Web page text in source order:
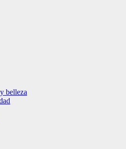
belleza